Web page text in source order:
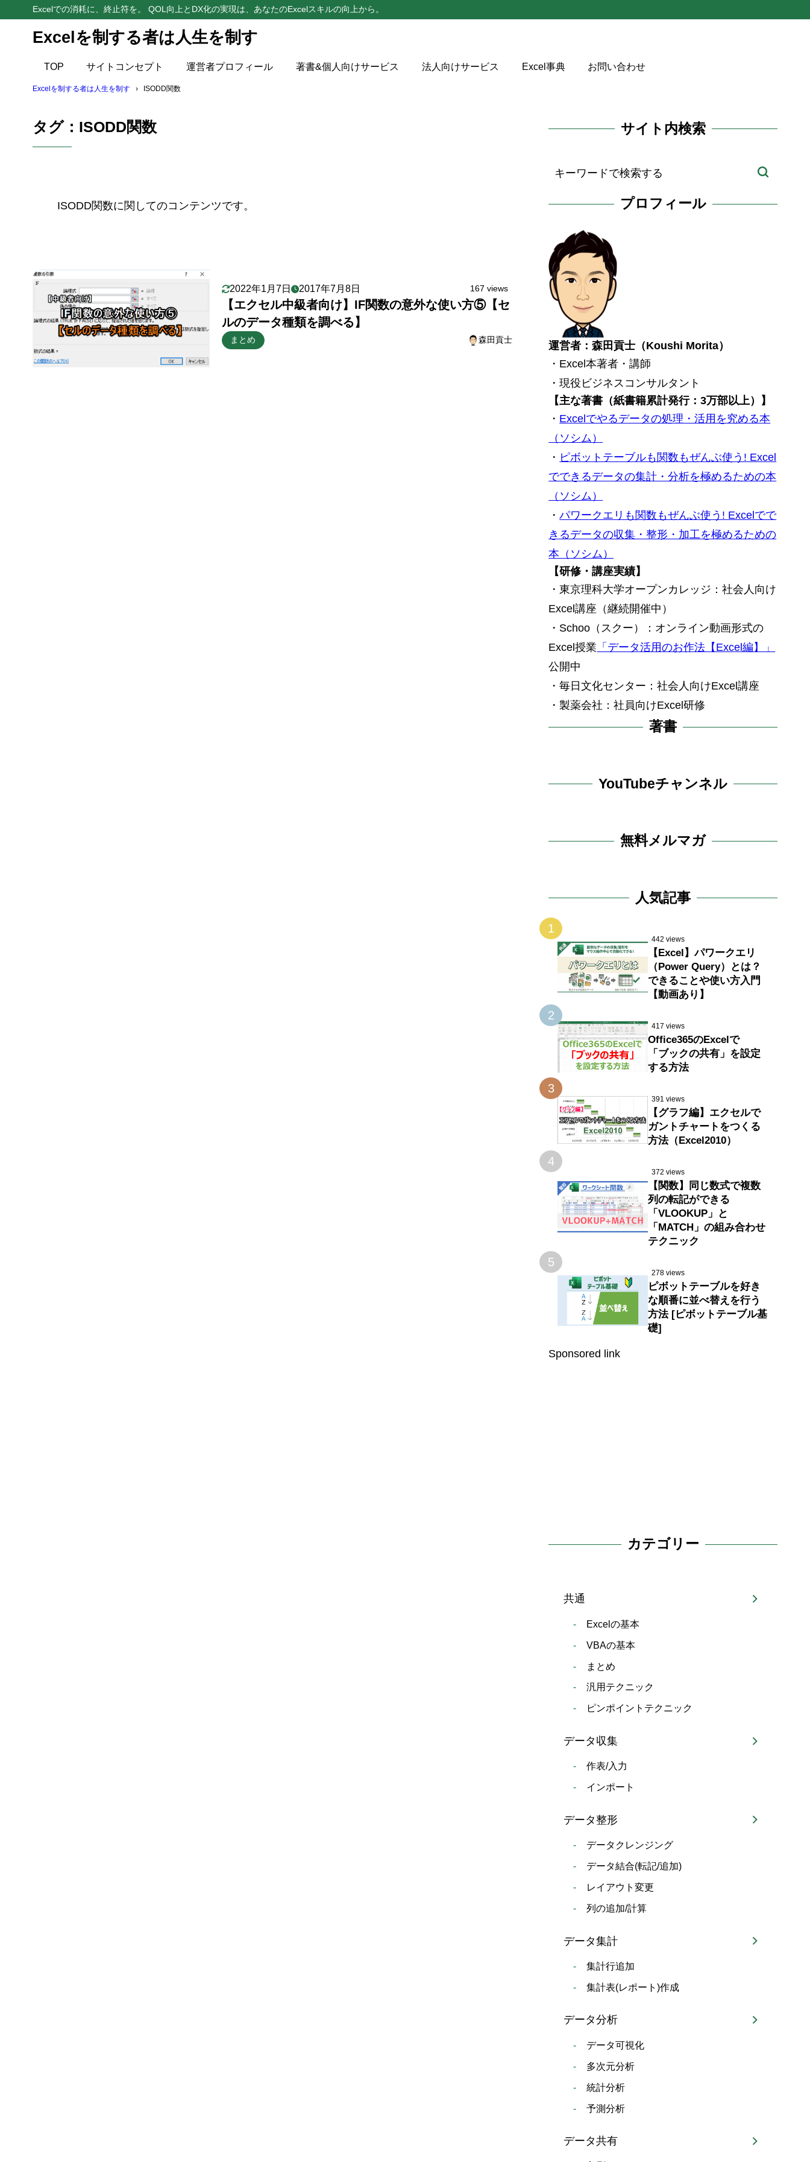
Excelでの消耗に、終止符を。 QOL向上とDX化の実現は、あなたのExcelスキルの向上から。
Excelを制する者は人生を制す
TOP サイトコンセプト 運営者プロフィール 著書&個人向けサービス 法人向けサービス Excel事典 お問い合わせ
Excelを制する者は人生を制す ISODD関数
タグ：ISODD関数
ISODD関数に関してのコンテンツです。
2022年1月7日 2017年7月8日 167 views
【エクセル中級者向け】IF関数の意外な使い方⑤【セ
ルのデータ種類を調べる】
まとめ 森田貢士
サイト内検索
プロフィール
運営者：森田貢士（Koushi Morita）
・Excel本著者・講師
・現役ビジネスコンサルタント
【主な著書（紙書籍累計発行：3万部以上）】
・ Excelでやるデータの処理・活用を究める本
（ソシム）
・ ピボットテーブルも関数もぜんぶ使う! Excel
でできるデータの集計・分析を極めるための本
（ソシム）
・パワークエリも関数もぜんぶ使う! Excelでで
きるデータの収集・整形・加工を極めるための
本（ソシム）
【研修・講座実績】
・東京理科大学オープンカレッジ：社会人向け
Excel講座（継続開催中）
・Schoo（スクー）：オンライン動画形式の
Excel授業 「データ活用のお作法【Excel編】」
公開中
・毎日文化センター：社会人向けExcel講座
・製薬会社：社員向けExcel研修
著書
YouTubeチャンネル
無料メルマガ
人気記事
1
442 views
【Excel】パワークエリ
（Power Query）とは？
できることや使い方入門
【動画あり】
2
417 views
Office365のExcelで
「ブックの共有」を設定
する方法
3
391 views
【グラフ編】エクセルで
ガントチャートをつくる
方法（Excel2010）
4
372 views
【関数】同じ数式で複数
列の転記ができる
「VLOOKUP」と
「MATCH」の組み合わせ
テクニック
5
278 views
ピボットテーブルを好き
な順番に並べ替えを行う
方法 [ピボットテーブル基
礎]
Sponsored link
カテゴリー
共通
Excelの基本
VBAの基本
まとめ
汎用テクニック
ピンポイントテクニック
データ収集
作表/入力
インポート
データ整形
データクレンジング
データ結合(転記/追加)
レイアウト変更
列の追加/計算
データ集計
集計行追加
集計表(レポート)作成
データ分析
データ可視化
多次元分析
統計分析
予測分析
データ共有